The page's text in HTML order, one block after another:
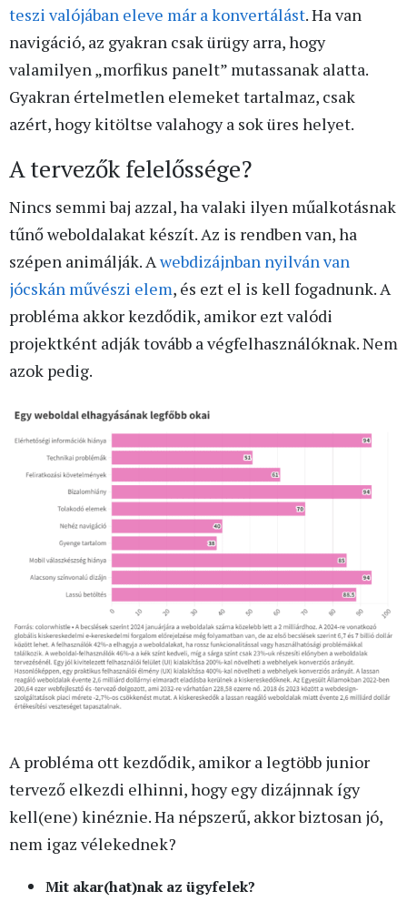
teszi valójában eleve már a konvertálást. Ha van
navigáció, az gyakran csak ürügy arra, hogy
valamilyen „morfikus panelt” mutassanak alatta.
Gyakran értelmetlen elemeket tartalmaz, csak
azért, hogy kitöltse valahogy a sok üres helyet.
A tervezők felelőssége?
Nincs semmi baj azzal, ha valaki ilyen műalkotásnak
tűnő weboldalakat készít. Az is rendben van, ha
szépen animálják. Awebdizájnban nyilván van
jócskán művészi elem, és ezt el is kell fogadnunk. A
probléma akkor kezdődik, amikor ezt valódi
projektként adják tovább a végfelhasználóknak. Nem
azok pedig.
A probléma ott kezdődik, amikor a legtöbb junior
tervező elkezdi elhinni, hogy egy dizájnnak így
kell(ene) kinéznie. Ha népszerű, akkor biztosan jó,
nem igaz vélekednek?
Mit akar(hat)nak az ügyfelek?